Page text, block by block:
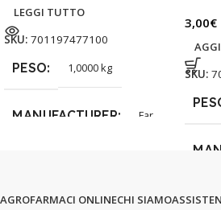
LEGGI TUTTO
SKU: 701197477100
PESO 1,0000 kg
MANUFACTURER Far
3,00€
SKU:
AGROFARMACI ONLINECHI SIAMO